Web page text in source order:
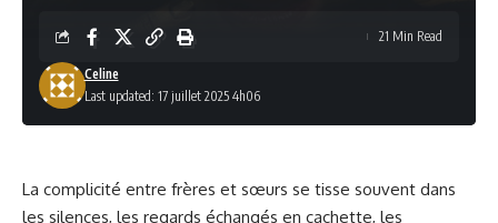
Last updated: 17 juillet 2025 4h06
Celine
21 Min Read
La complicité entre frères et sœurs se tisse souvent dans
les silences, les regards échangés en cachette, les